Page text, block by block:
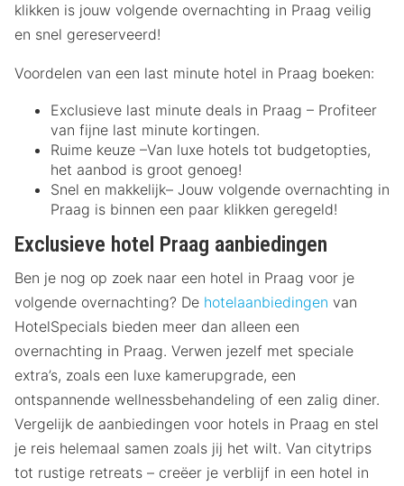
klikken is jouw volgende overnachting in Praag veilig
en snel gereserveerd!
Voordelen van een last minute hotel in Praag boeken:
Exclusieve last minute deals in Praag – Profiteer
van fijne last minute kortingen.
Ruime keuze –Van luxe hotels tot budgetopties,
het aanbod is groot genoeg!
Snel en makkelijk– Jouw volgende overnachting in
Praag is binnen een paar klikken geregeld!
Exclusieve hotel Praag aanbiedingen
Ben je nog op zoek naar een hotel in Praag voor je
volgende overnachting? De hotelaanbiedingen van
HotelSpecials bieden meer dan alleen een
overnachting in Praag. Verwen jezelf met speciale
extra’s, zoals een luxe kamerupgrade, een
ontspannende wellnessbehandeling of een zalig diner.
Vergelijk de aanbiedingen voor hotels in Praag en stel
je reis helemaal samen zoals jij het wilt. Van citytrips
tot rustige retreats – creëer je verblijf in een hotel in